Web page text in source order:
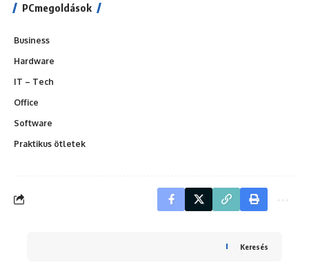
PCmegoldások
Business
Hardware
IT – Tech
Office
Software
Praktikus ötletek
Keresés